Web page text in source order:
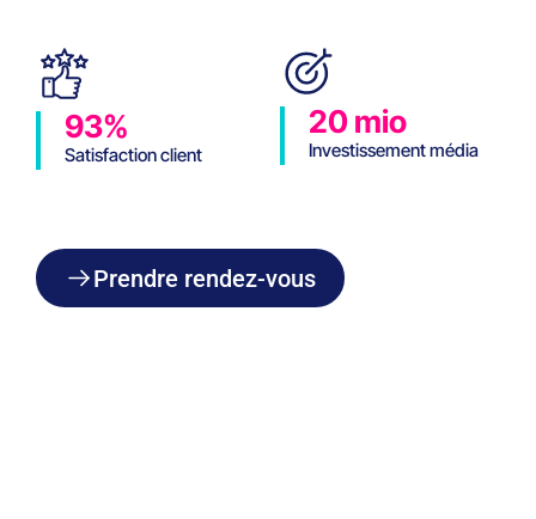
93%
Satisfaction client
20 mio
Investissement média
Prendre rendez-vous